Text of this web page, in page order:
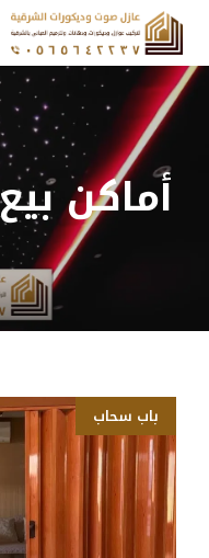
انتقل
إلى
المحتوى
أماكن
باب سحاب